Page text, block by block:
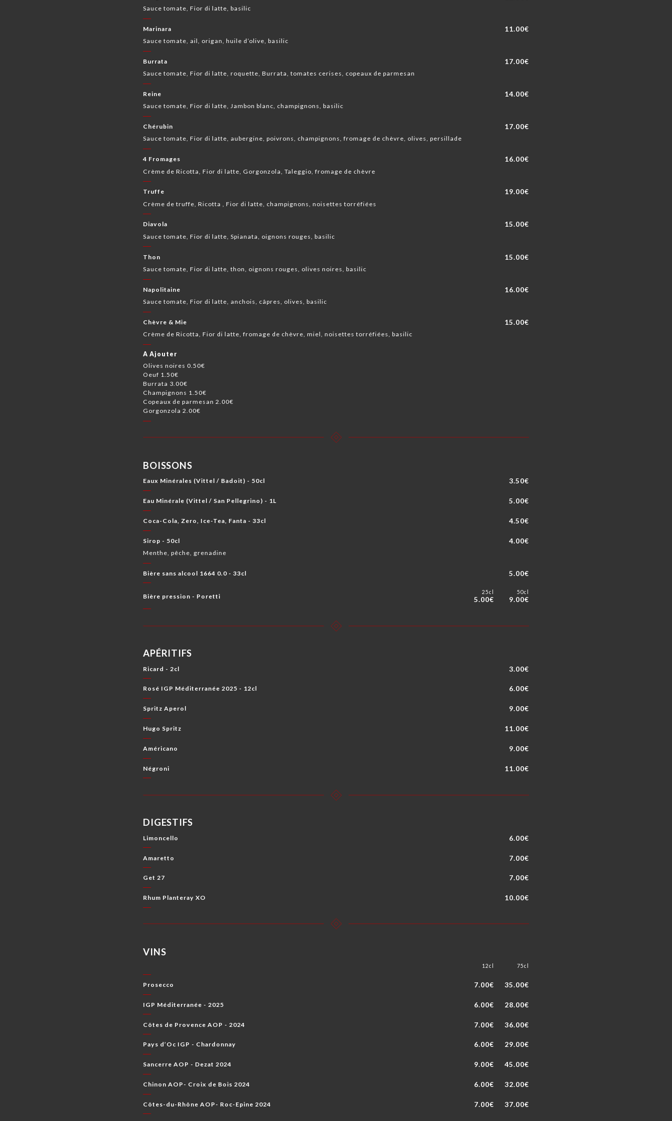
Sauce tomate, Fior di latte, basilic
Marinara 11.00€
Sauce tomate, ail, origan, huile d’olive, basilic
Burrata 17.00€
Sauce tomate, Fior di latte, roquette, Burrata, tomates cerises, copeaux de parmesan
Reine 14.00€
Sauce tomate, Fior di latte, Jambon blanc, champignons, basilic
Chérubin 17.00€
Sauce tomate, Fior di latte, aubergine, poivrons, champignons, fromage de chèvre, olives, persillade
4 Fromages 16.00€
Crème de Ricotta, Fior di latte, Gorgonzola, Taleggio, fromage de chèvre
Truffe 19.00€
Crème de truffe, Ricotta , Fior di latte, champignons, noisettes torréfiées
Diavola 15.00€
Sauce tomate, Fior di latte, Spianata, oignons rouges, basilic
Thon 15.00€
Sauce tomate, Fior di latte, thon, oignons rouges, olives noires, basilic
Napolitaine 16.00€
Sauce tomate, Fior di latte, anchois, câpres, olives, basilic
Chèvre & Mie 15.00€
Crème de Ricotta, Fior di latte, fromage de chèvre, miel, noisettes torréfiées, basilic
A Ajouter
Olives noires 0.50€
Oeuf 1.50€
Burrata 3.00€
Champignons 1.50€
Copeaux de parmesan 2.00€
Gorgonzola 2.00€
BOISSONS
Eaux Minérales (Vittel / Badoit) - 50cl 3.50€
Eau Minérale (Vittel / San Pellegrino) - 1L 5.00€
Coca-Cola, Zero, Ice-Tea, Fanta - 33cl 4.50€
Sirop - 50cl 4.00€
Menthe, pêche, grenadine
Bière sans alcool 1664 0.0 - 33cl 5.00€
Bière pression - Poretti
25cl
5.00€
50cl
9.00€
APÉRITIFS
Ricard - 2cl 3.00€
Rosé IGP Méditerranée 2025 - 12cl 6.00€
Spritz Aperol 9.00€
Hugo Spritz 11.00€
Américano 9.00€
Négroni 11.00€
DIGESTIFS
Limoncello 6.00€
Amaretto 7.00€
Get 27 7.00€
Rhum Planteray XO 10.00€
VINS
12cl 75cl
Prosecco 7.00€ 35.00€
IGP Méditerranée - 2025 6.00€ 28.00€
Côtes de Provence AOP - 2024 7.00€ 36.00€
Pays d’Oc IGP - Chardonnay 6.00€ 29.00€
Sancerre AOP - Dezat 2024 9.00€ 45.00€
Chinon AOP- Croix de Bois 2024 6.00€ 32.00€
Côtes-du-Rhône AOP- Roc-Epine 2024 7.00€ 37.00€